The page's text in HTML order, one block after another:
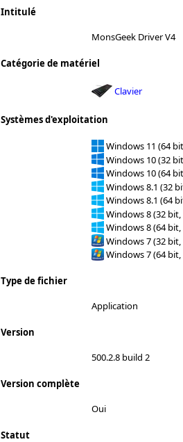
Intitulé
MonsGeek Driver V4
Catégorie de matériel
Clavier
Systèmes d'exploitation
Windows 11 (64
Windows 10 (32
Windows 10 (64
Windows 8.1 (32
Windows 8.1 (64
Windows 8 (32 bit,
Windows 8 (64 bit,
Windows 7 (32 bit,
Windows 7 (64 bit,
Type de fichier
Application
Version
500.2.8 build 2
Version complète
Oui
Statut